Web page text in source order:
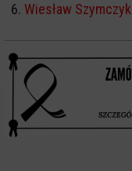
Wiesław Szymczyk